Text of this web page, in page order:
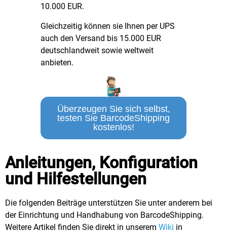
10.000 EUR.
Gleichzeitig können sie Ihnen per UPS
auch den Versand bis 15.000 EUR
deutschlandweit sowie weltweit
anbieten.
Überzeugen Sie sich selbst,
testen Sie BarcodeShipping
kostenlos!
Anleitungen, Konfiguration
und Hilfestellungen
Die folgenden Beiträge unterstützen Sie unter anderem bei
der Einrichtung und Handhabung von BarcodeShipping.
Weitere Artikel finden Sie direkt in unserem Wiki in